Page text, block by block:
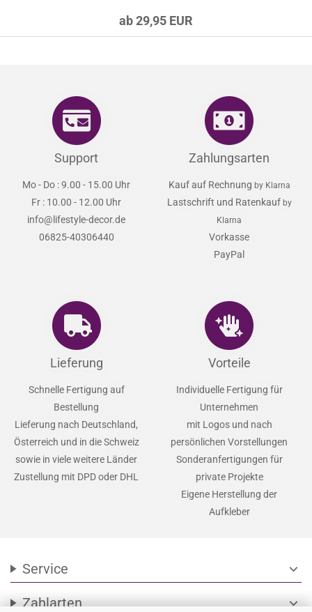
ab 29,95 EUR
Support
Mo - Do : 9.00 - 15.00 Uhr
Fr : 10.00 - 12.00 Uhr
info@lifestyle-decor.de
06825-40306440
Zahlungsarten
Kauf auf Rechnung by Klarna
Lastschrift und Ratenkauf by
Klarna
Vorkasse
PayPal
Lieferung
Schnelle Fertigung auf
Bestellung
Lieferung nach Deutschland,
Österreich und in die Schweiz
sowie in viele weitere Länder
Zustellung mit DPD oder DHL
Vorteile
Individuelle Fertigung für
Unternehmen
mit Logos und nach
persönlichen Vorstellungen
Sonderanfertigungen für
private Projekte
Eigene Herstellung der
Aufkleber
Service expand_more
Zahlarten expand_more